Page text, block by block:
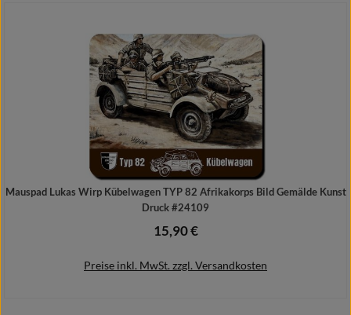
Mauspad Lukas Wirp Kübelwagen TYP 82 Afrikakorps Bild Gemälde Kunst
Druck #24109
Regulärer Preis:
15,90 €
Preise inkl. MwSt. zzgl. Versandkosten